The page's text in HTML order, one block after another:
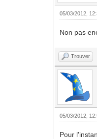
05/03/2012,
Non pas
Trouver
05/03/2012,
Pour